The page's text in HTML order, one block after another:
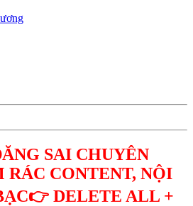
SAI CHUYÊN
RÁC CONTENT, NỘI
DELETE ALL +